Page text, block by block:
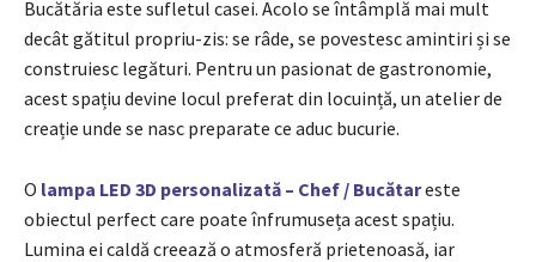
Bucătăria este sufletul casei. Acolo se întâmplă mai mult
decât gătitul propriu-zis: se râde, se povestesc amintiri și se
construiesc legături. Pentru un pasionat de gastronomie,
acest spațiu devine locul preferat din locuință, un atelier de
creație unde se nasc preparate ce aduc bucurie.
O lampa LED 3D personalizată – Chef / Bucătareste
obiectul perfect care poate înfrumuseța acest spațiu.
Lumina ei caldă creează o atmosferă prietenoasă, iar